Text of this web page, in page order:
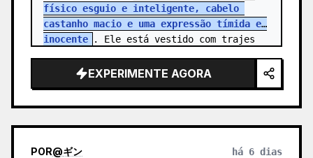
físico esguio e inteligente, cabelo
castanho macio e uma expressão tímida e
inocente
. Ele está vestido com trajes
EXPERIMENTE AGORA
POR@ギン há 6 dias